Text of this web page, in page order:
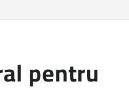
pentru